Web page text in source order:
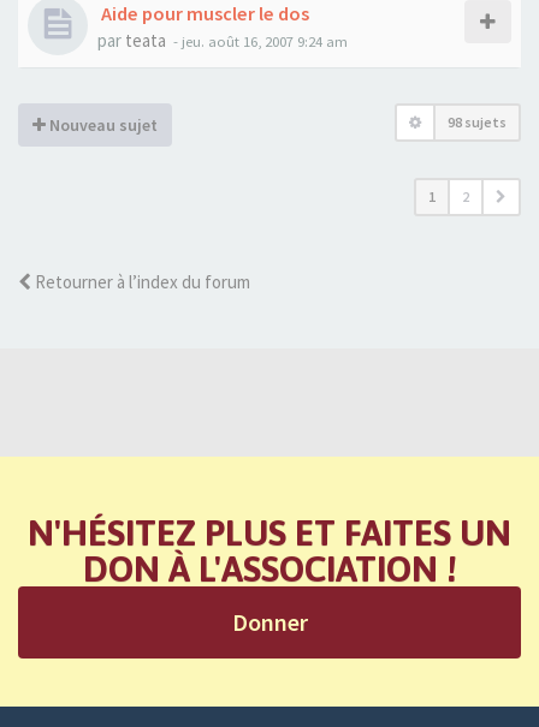
Aide pour muscler le dos
par teata - jeu. août 16, 2007 9:24 am
Nouveau sujet 98 sujets
1 2
Retourner à l’index du forum
N'HÉSITEZ PLUS ET FAITES UN
DON À L'ASSOCIATION !
Donner